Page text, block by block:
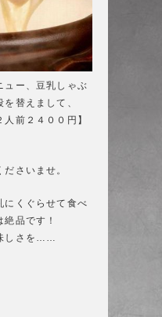
ュー、豆乳しゃぶ
替えまして、
前２４００円】
さいませ。
にくぐらせて食べ
品です！
しさを……